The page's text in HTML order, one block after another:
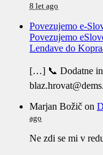
8 let ago
Povezujemo e-
Povezujemo
Lendave do Kopra
[…] 📞 Dodatne
Marjan Božič on
ago
Ne zdi se mi v